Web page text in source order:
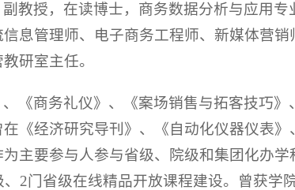
教授，在读博士，商务数据分析与应用专
息管理师、电子商务工程师、新媒体营
研室主任。
《商务礼仪》、《案场销售与拓客技巧
《经济研究导刊》、《自动化仪器仪表
主要参与人参与省级、院级和集团化办
2门省级在线精品开放课程建设。曾获学